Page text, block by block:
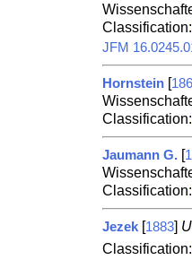
Classification:
JFM
Hornstein [
Classification:
Jaumann G. [
Classification:
Jezek [1883]
Classification: